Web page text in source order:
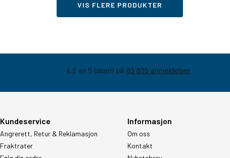
VIS FLERE PRODUKTER
Kundeservice
Angrerett, Retur & Reklamasjon
Fraktrater
Informasjon
Om oss
Kontakt